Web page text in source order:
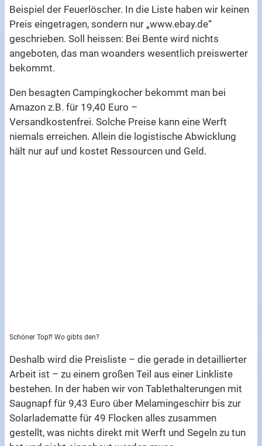
Beispiel der Feuerlöscher. In die Liste haben wir keinen
Preis eingetragen, sondern nur „www.ebay.de“
geschrieben. Soll heissen: Bei Bente wird nichts
angeboten, das man woanders wesentlich preiswerter
bekommt.
Den besagten Campingkocher bekommt man bei
Amazon z.B. für 19,40 Euro –
Versandkostenfrei. Solche Preise kann eine Werft
niemals erreichen. Allein die logistische Abwicklung
hält nur auf und kostet Ressourcen und Geld.
Schöner Topf! Wo gibts den?
Deshalb wird die Preisliste – die gerade in detaillierter
Arbeit ist – zu einem großen Teil aus einer Linkliste
bestehen. In der haben wir von Tablethalterungen mit
Saugnapf für 9,43 Euro über Melamingeschirr bis zur
Solarladematte für 49 Flocken alles zusammen
gestellt, was nichts direkt mit Werft und Segeln zu tun